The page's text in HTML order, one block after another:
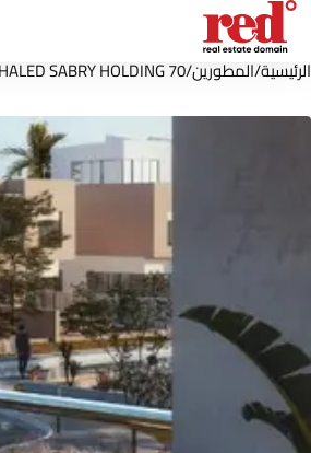
الرئيسية/المطورين/
70 KHALED SABRY HOLDING